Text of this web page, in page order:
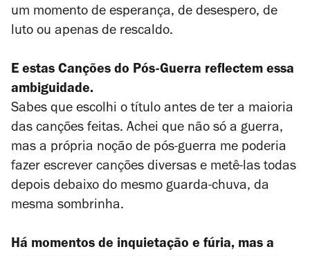
um momento de esperança, de desespero, de
luto ou apenas de rescaldo.
E estas Canções do Pós-Guerra reflectem essa
ambiguidade.
Sabes que escolhi o título antes de ter a maioria
das canções feitas. Achei que não só a guerra,
mas a própria noção de pós-guerra me poderia
fazer escrever canções diversas e metê-las todas
depois debaixo do mesmo guarda-chuva, da
mesma sombrinha.
Há momentos de inquietação e fúria, mas a